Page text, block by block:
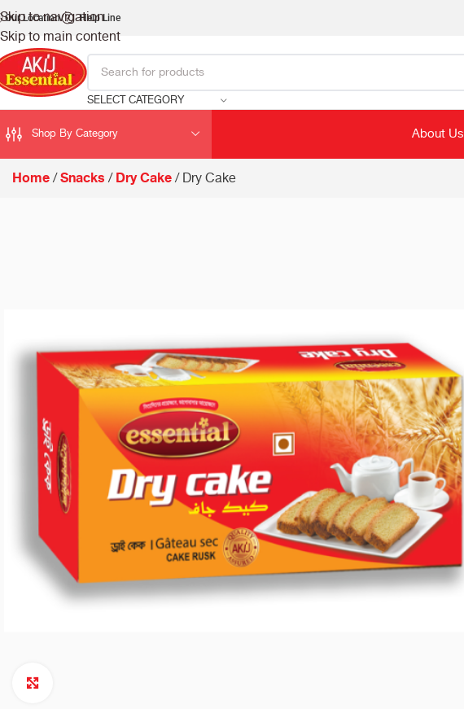
Skip to navigation
Skip to main content
Our Location Help Line
SELECT CATEGORY
Shop By Category About Us
Home Snacks Dry Cake Dry Cake